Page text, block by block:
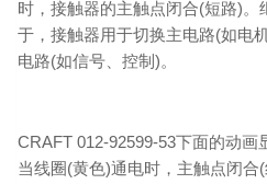
时，接触器的主触点闭合(短路)
于，接触器用于切换主电路(如电
电路(如信号、控制)。
CRAFT 012-92599-53下面的动画
当线圈(黄色)通电时，主触点闭